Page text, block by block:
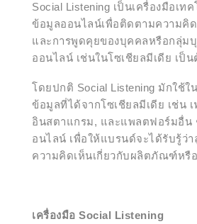
Social Listening เป็นเครื่องมือเท
ข้อมูลออนไลน์เพื่อติดตามความคิด
และการพูดคุยของบุคคลหรือกลุ่ม
ออนไลน์ เช่นในโซเชียลมีเดีย เป็
โดยปกติ Social Listening มักใช้ใ
ข้อมูลที่ได้จากโซเชียลมีเดีย เช่น
อินสตาแกรม, และแพลตฟอร์มอื่น
อนไลน์ เพื่อให้แบรนด์จะได้รับรู้ว่
ความคิดเห็นเกี่ยวกับผลิตภัณฑ์หรือ
เครื่องมือ Social Listening